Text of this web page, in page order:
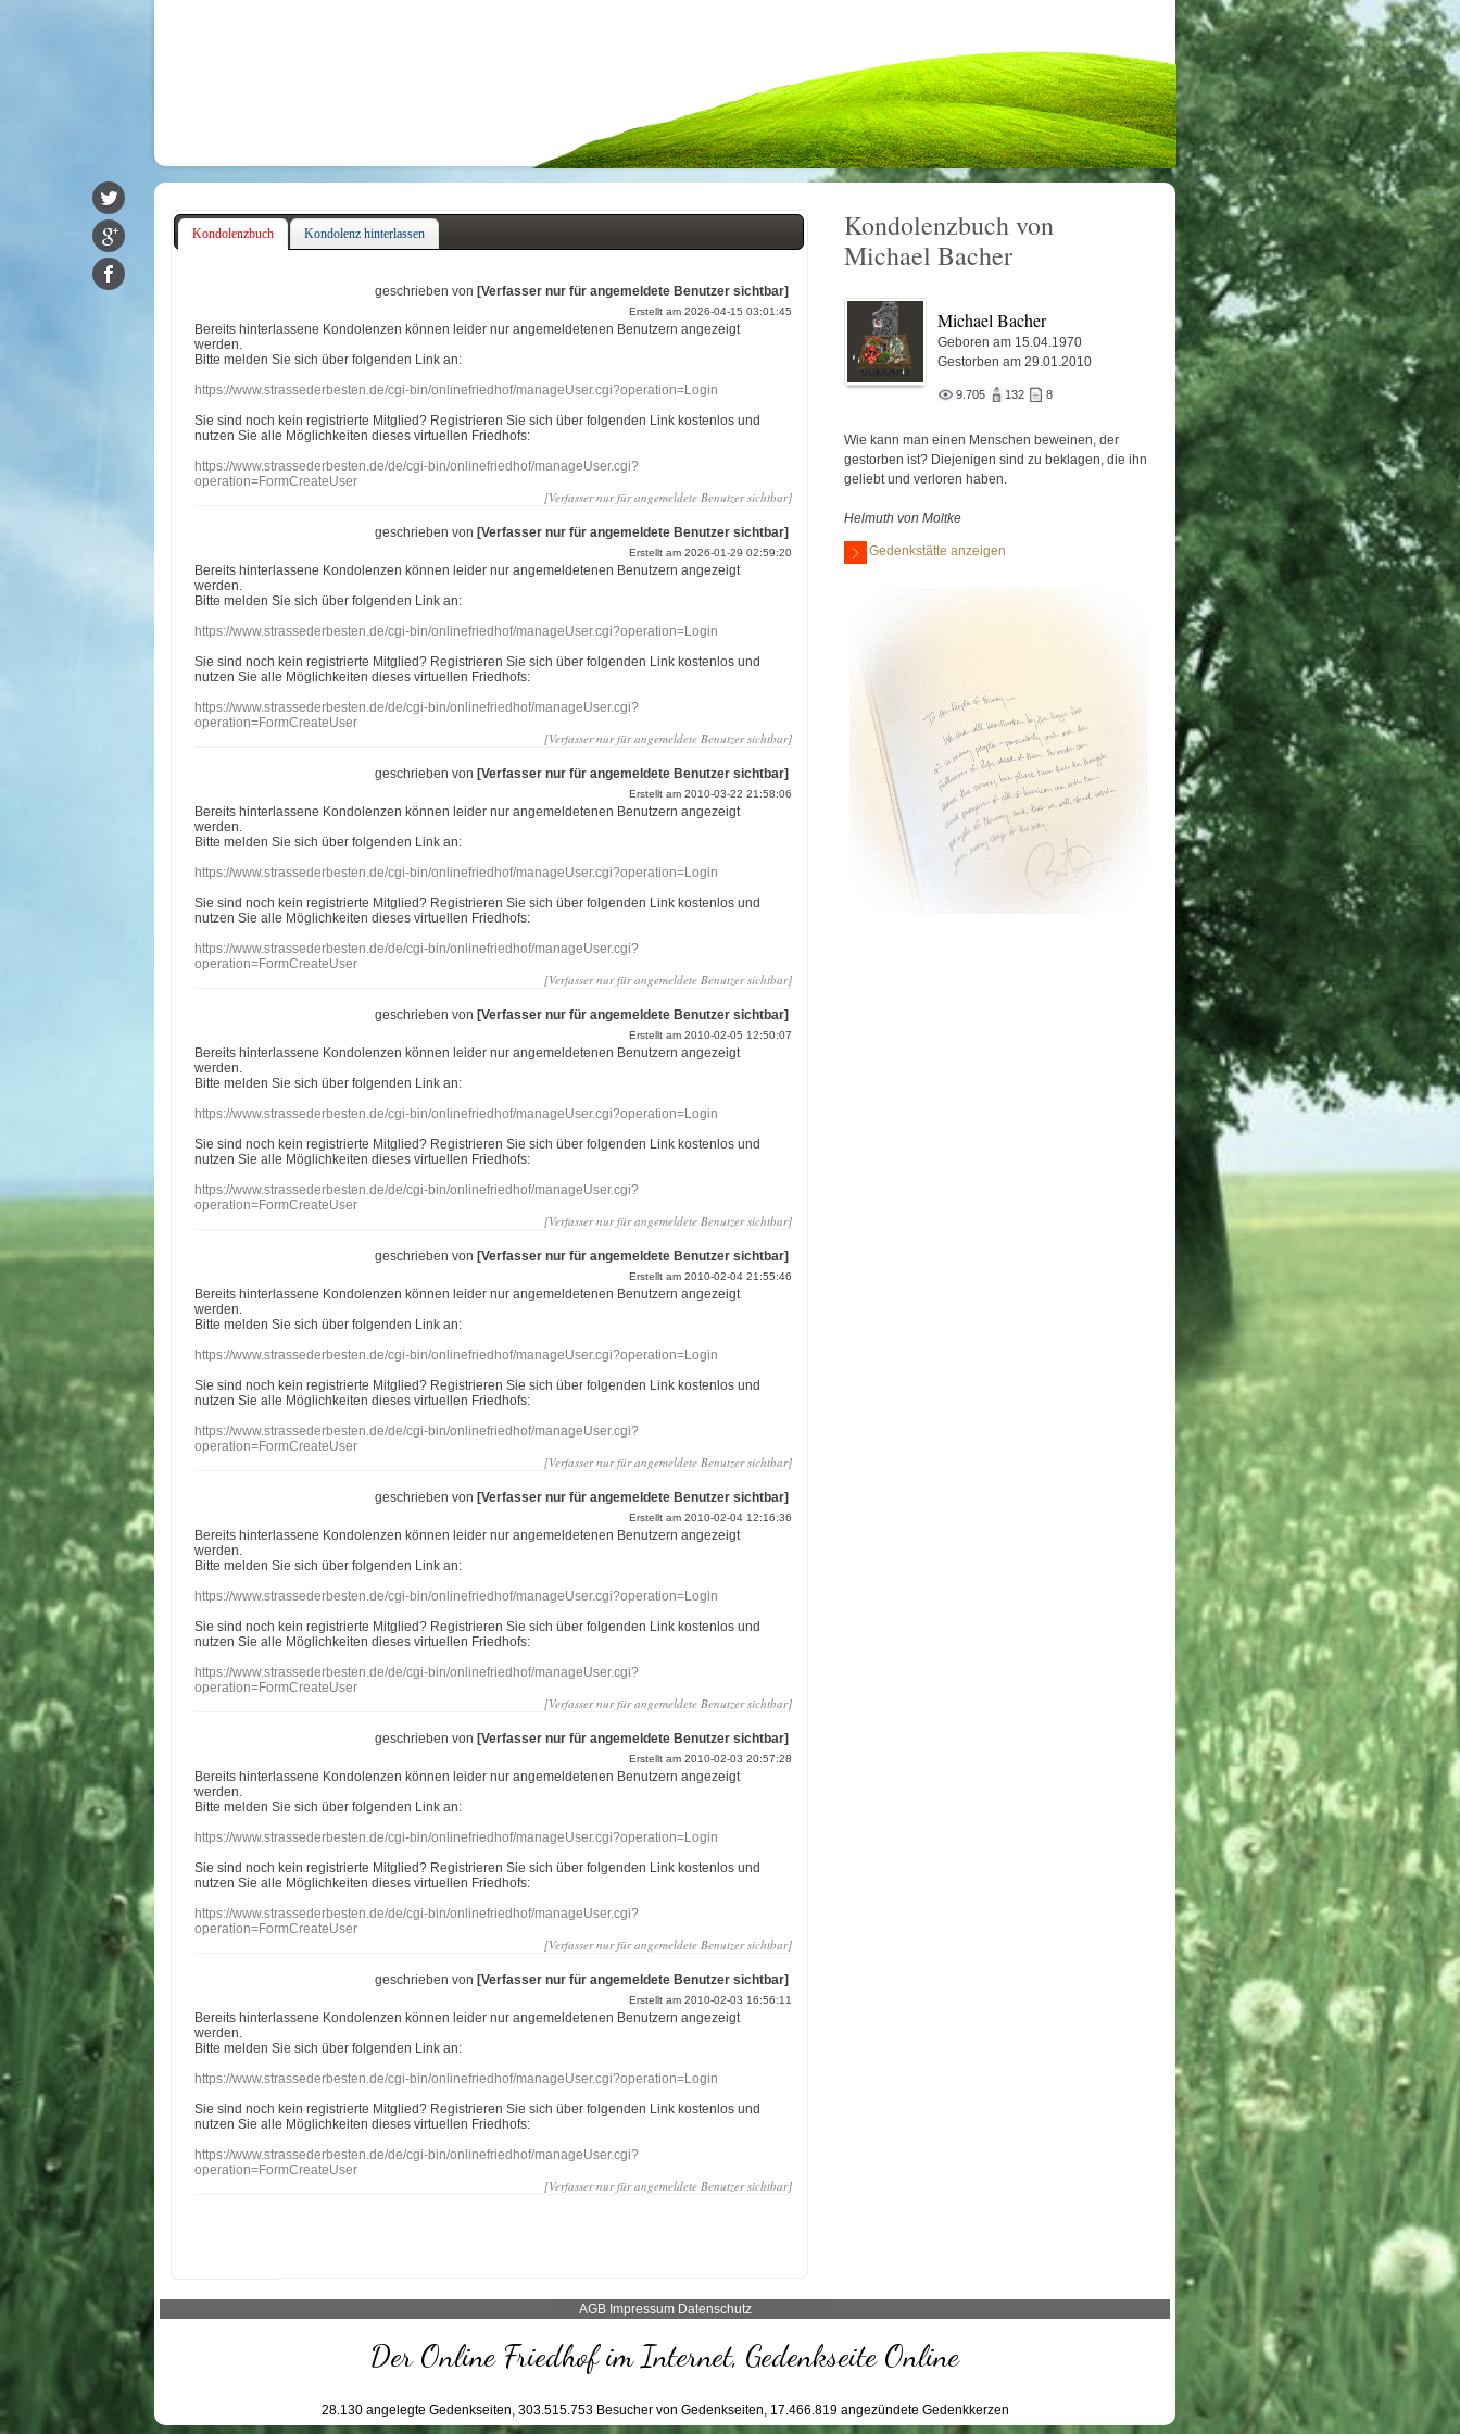
Kondolenzbuch Kondolenz hinterlassen
geschrieben von [Verfasser nur für angemeldete Benutzer sichtbar]
Erstellt am 2026-04-15 03:01:45
Bereits hinterlassene Kondolenzen können leider nur angemeldetenen Benutzern angezeigt
werden.
Bitte melden Sie sich über folgenden Link an:
https://www.strassederbesten.de/cgi-bin/onlinefriedhof/manageUser.cgi?operation=Login
Sie sind noch kein registrierte Mitglied? Registrieren Sie sich über folgenden Link kostenlos und
nutzen Sie alle Möglichkeiten dieses virtuellen Friedhofs:
https://www.strassederbesten.de/de/cgi-bin/onlinefriedhof/manageUser.cgi?
operation=FormCreateUser
[Verfasser nur für angemeldete Benutzer sichtbar]
geschrieben von [Verfasser nur für angemeldete Benutzer sichtbar]
Erstellt am 2026-01-29 02:59:20
Bereits hinterlassene Kondolenzen können leider nur angemeldetenen Benutzern angezeigt
werden.
Bitte melden Sie sich über folgenden Link an:
https://www.strassederbesten.de/cgi-bin/onlinefriedhof/manageUser.cgi?operation=Login
Sie sind noch kein registrierte Mitglied? Registrieren Sie sich über folgenden Link kostenlos und
nutzen Sie alle Möglichkeiten dieses virtuellen Friedhofs:
https://www.strassederbesten.de/de/cgi-bin/onlinefriedhof/manageUser.cgi?
operation=FormCreateUser
[Verfasser nur für angemeldete Benutzer sichtbar]
geschrieben von [Verfasser nur für angemeldete Benutzer sichtbar]
Erstellt am 2010-03-22 21:58:06
Bereits hinterlassene Kondolenzen können leider nur angemeldetenen Benutzern angezeigt
werden.
Bitte melden Sie sich über folgenden Link an:
https://www.strassederbesten.de/cgi-bin/onlinefriedhof/manageUser.cgi?operation=Login
Sie sind noch kein registrierte Mitglied? Registrieren Sie sich über folgenden Link kostenlos und
nutzen Sie alle Möglichkeiten dieses virtuellen Friedhofs:
https://www.strassederbesten.de/de/cgi-bin/onlinefriedhof/manageUser.cgi?
operation=FormCreateUser
[Verfasser nur für angemeldete Benutzer sichtbar]
geschrieben von [Verfasser nur für angemeldete Benutzer sichtbar]
Erstellt am 2010-02-05 12:50:07
Bereits hinterlassene Kondolenzen können leider nur angemeldetenen Benutzern angezeigt
werden.
Bitte melden Sie sich über folgenden Link an:
https://www.strassederbesten.de/cgi-bin/onlinefriedhof/manageUser.cgi?operation=Login
Sie sind noch kein registrierte Mitglied? Registrieren Sie sich über folgenden Link kostenlos und
nutzen Sie alle Möglichkeiten dieses virtuellen Friedhofs:
https://www.strassederbesten.de/de/cgi-bin/onlinefriedhof/manageUser.cgi?
operation=FormCreateUser
[Verfasser nur für angemeldete Benutzer sichtbar]
geschrieben von [Verfasser nur für angemeldete Benutzer sichtbar]
Erstellt am 2010-02-04 21:55:46
Bereits hinterlassene Kondolenzen können leider nur angemeldetenen Benutzern angezeigt
werden.
Bitte melden Sie sich über folgenden Link an:
https://www.strassederbesten.de/cgi-bin/onlinefriedhof/manageUser.cgi?operation=Login
Sie sind noch kein registrierte Mitglied? Registrieren Sie sich über folgenden Link kostenlos und
nutzen Sie alle Möglichkeiten dieses virtuellen Friedhofs:
https://www.strassederbesten.de/de/cgi-bin/onlinefriedhof/manageUser.cgi?
operation=FormCreateUser
[Verfasser nur für angemeldete Benutzer sichtbar]
geschrieben von [Verfasser nur für angemeldete Benutzer sichtbar]
Erstellt am 2010-02-04 12:16:36
Bereits hinterlassene Kondolenzen können leider nur angemeldetenen Benutzern angezeigt
werden.
Bitte melden Sie sich über folgenden Link an:
https://www.strassederbesten.de/cgi-bin/onlinefriedhof/manageUser.cgi?operation=Login
Sie sind noch kein registrierte Mitglied? Registrieren Sie sich über folgenden Link kostenlos und
nutzen Sie alle Möglichkeiten dieses virtuellen Friedhofs:
https://www.strassederbesten.de/de/cgi-bin/onlinefriedhof/manageUser.cgi?
operation=FormCreateUser
[Verfasser nur für angemeldete Benutzer sichtbar]
geschrieben von [Verfasser nur für angemeldete Benutzer sichtbar]
Erstellt am 2010-02-03 20:57:28
Bereits hinterlassene Kondolenzen können leider nur angemeldetenen Benutzern angezeigt
werden.
Bitte melden Sie sich über folgenden Link an:
https://www.strassederbesten.de/cgi-bin/onlinefriedhof/manageUser.cgi?operation=Login
Sie sind noch kein registrierte Mitglied? Registrieren Sie sich über folgenden Link kostenlos und
nutzen Sie alle Möglichkeiten dieses virtuellen Friedhofs:
https://www.strassederbesten.de/de/cgi-bin/onlinefriedhof/manageUser.cgi?
operation=FormCreateUser
[Verfasser nur für angemeldete Benutzer sichtbar]
geschrieben von [Verfasser nur für angemeldete Benutzer sichtbar]
Erstellt am 2010-02-03 16:56:11
Bereits hinterlassene Kondolenzen können leider nur angemeldetenen Benutzern angezeigt
werden.
Bitte melden Sie sich über folgenden Link an:
https://www.strassederbesten.de/cgi-bin/onlinefriedhof/manageUser.cgi?operation=Login
Sie sind noch kein registrierte Mitglied? Registrieren Sie sich über folgenden Link kostenlos und
nutzen Sie alle Möglichkeiten dieses virtuellen Friedhofs:
https://www.strassederbesten.de/de/cgi-bin/onlinefriedhof/manageUser.cgi?
operation=FormCreateUser
[Verfasser nur für angemeldete Benutzer sichtbar]
Kondolenzbuch von
Michael Bacher
Michael Bacher
Geboren am 15.04.1970
Gestorben am 29.01.2010
9.705 132 8
Wie kann man einen Menschen beweinen, der
gestorben ist? Diejenigen sind zu beklagen, die ihn
geliebt und verloren haben.
Helmuth von Moltke
Gedenkstätte anzeigen
AGB Impressum Datenschutz
Der Online Friedhof im Internet, Gedenkseite Online
28.130angelegte Gedenkseiten, 303.515.753Besucher von Gedenkseiten, 17.466.819angezündete Gedenkkerzen